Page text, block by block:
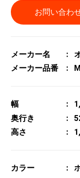
お問い合わ
メーカー名
メーカー品番
幅
奥行き
高さ
カラー